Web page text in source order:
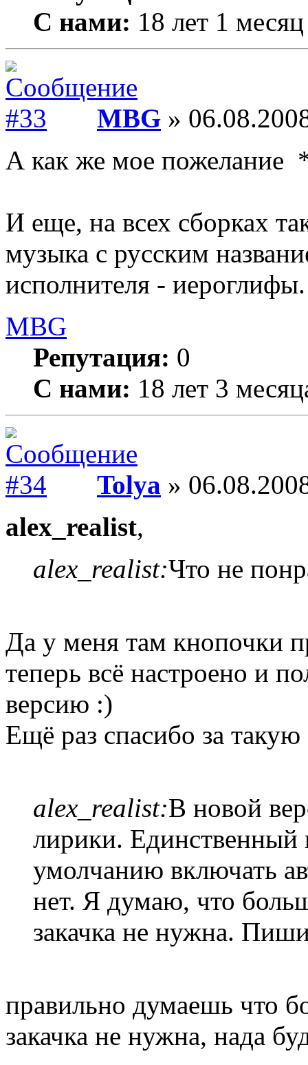
С нами: 18 лет 1 месяц
MBG »
А как же мое пожелание
И еще, на всех сборках
музыка с русским
исполнителя - иероглифы.
MBG
Репутация: 0
С нами: 18 лет 3
Tolya »
alex_realist,
alex_realist:Что не
Да у меня там кнопочки
теперь всё настроено и
версию :)
Ещё раз спасибо за
alex_realist:В новой
лирики. Единственный
умолчанию включать
нет. Я думаю, что
закачка не нужна.
правильно думаешь что
закачка не нужна, нада